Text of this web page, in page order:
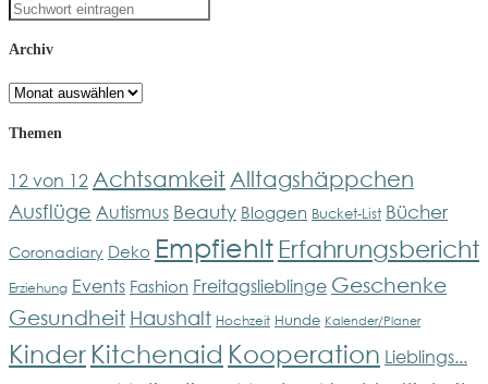
Archiv
Archiv
Themen
12 von 12 Achtsamkeit Alltagshäppchen
Ausflüge Autismus Beauty Bloggen Bucket-List Bücher
Coronadiary Deko Empfiehlt Erfahrungsbericht
Erziehung Events Fashion Freitagslieblinge Geschenke
Gesundheit Haushalt Hochzeit Hunde Kalender/Planer
Kinder Kitchenaid Kooperation Lieblings...